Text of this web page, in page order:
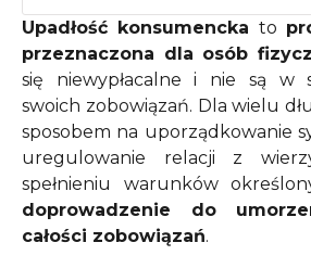
Upadłość konsumencka to
przeznaczona dla osób
się niewypłacalne i nie są w
swoich zobowiązań. Dla wielu
sposobem na uporządkowanie
uregulowanie relacji z
spełnieniu warunków
doprowadzenie do
całości zobowiązań.